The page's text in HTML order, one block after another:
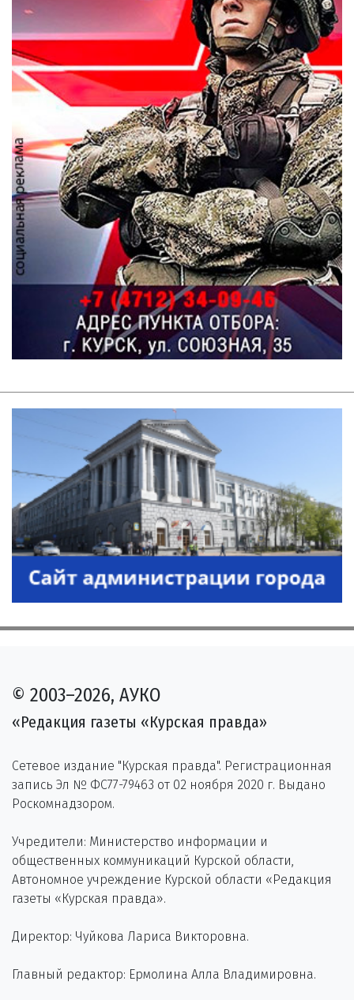
© 2003–2026, АУКО
«Редакция газеты «Курская правда»
Сетевое издание "Курская правда". Регистрационная
запись Эл № ФС77-79463 от 02 ноября 2020 г. Выдано
Роскомнадзором.
Учредители: Министерство информации и
общественных коммуникаций Курской области,
Автономное учреждение Курской области «Редакция
газеты «Курская правда».
Директор: Чуйкова Лариса Викторовна.
Главный редактор: Ермолина Алла Владимировна.